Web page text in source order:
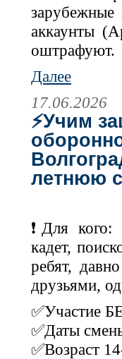
зарубежные
аккаунты
оштрафуют.
Далее
17.06.2026
⚡Учим
летнюю
❗Для
кадет,
ребят,
друзьями,
✅Участие
✅Даты
✅Возраст